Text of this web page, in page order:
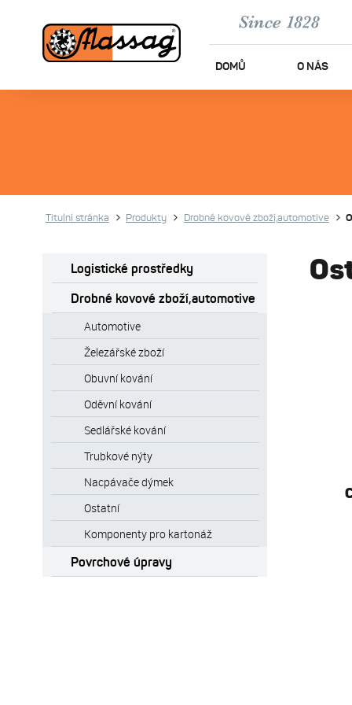
DOMŮ O NÁS
Titulní stránka Produkty Drobné kovové zboží,automotive
Logistické prostředky
Drobné kovové zboží,automotive
Automotive
Železářské zboží
Obuvní kování
Oděvní kování
Sedlářské kování
Trubkové nýty
Nacpávače dýmek
Ostatní
Komponenty pro kartonáž
Povrchové úpravy